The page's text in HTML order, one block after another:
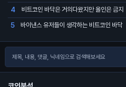
4 비트코인 바닥은 거의다왔지만 올인은 금지
5 바이낸스 유저들이 생각하는 비트코인 바닥